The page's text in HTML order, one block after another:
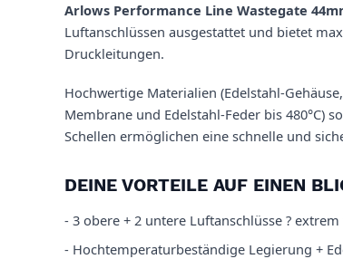
Arlows Performance Line Wastegate
Luftanschlüssen ausgestattet und bietet
Druckleitungen.
Hochwertige Materialien (Edelstahl-
Membrane und Edelstahl-Feder bis 480°C)
Schellen ermöglichen eine schnelle und
DEINE VORTEILE AUF EINEN
- 3 obere + 2 untere Luftanschlüsse ?
- Hochtemperaturbeständige Legierung +